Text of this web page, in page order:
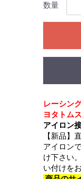
数量
レーシン
ヨタトム
アイロン
【新品】
アイロン
け下さい
い付けを